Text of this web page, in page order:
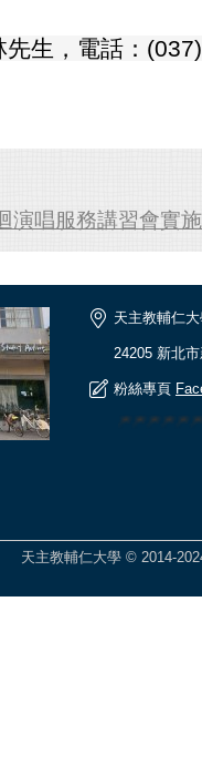
生，電話：
演唱服務講習會實
天主教輔仁
24205 新北
粉絲專頁
天主教輔仁大學 © 2014-